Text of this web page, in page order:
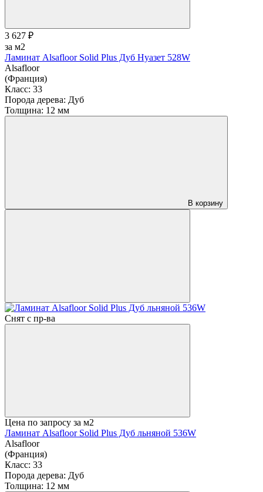
3 627 ₽
за м2
Ламинат Alsafloor Solid Plus Дуб Нуазет 528W
Alsafloor
(Франция)
Класс: 33
Порода дерева: Дуб
Толщина: 12 мм
В корзину
Снят с пр-ва
Цена по запросу за м2
Ламинат Alsafloor Solid Plus Дуб льняной 536W
Alsafloor
(Франция)
Класс: 33
Порода дерева: Дуб
Толщина: 12 мм